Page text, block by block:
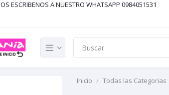
ESCRIBENOS A NUESTRO WHATSAPP 0984051531
Inicio Todas las Categorias